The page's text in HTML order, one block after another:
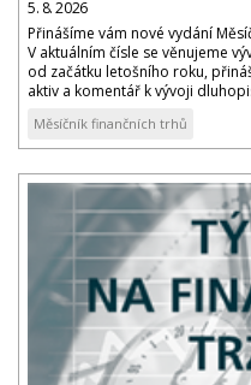
5. 8. 2026
Přinášíme vám nové vydání
V aktuálním čísle se věnujeme
od začátku letošního roku,
aktiv a komentář k vývoji
Měsíčník finančních trhů